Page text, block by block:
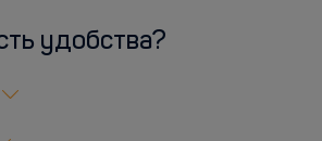
удобства?